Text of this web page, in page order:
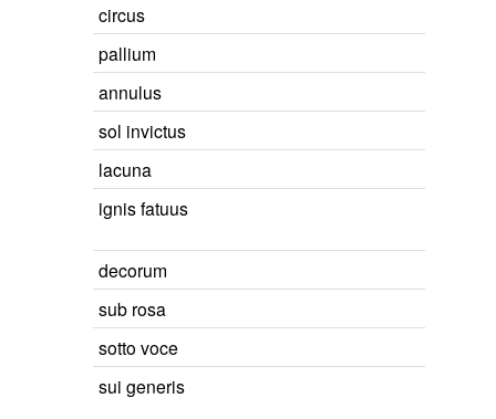
circus
pallium
annulus
sol invictus
lacuna
ignis fatuus
decorum
sub rosa
sotto voce
sui generis